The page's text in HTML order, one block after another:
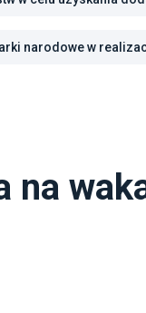
narodowe w
na